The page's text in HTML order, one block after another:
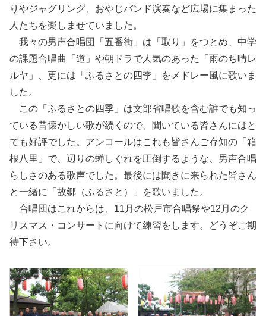
りやジャグリング、おやじバンド演奏など広場に集まった
人たちを楽しませていました。
我々の男声合唱団「五番街」は「取り」をつとめ、中学
の課題合唱曲「道」や朝ドラで人気のあった「雨のち晴レ
ルヤ」、更には「ふるさとの四季」をメドレー風に歌いま
した。
この「ふるさとの四季」は文部省唱歌を含む誰でも知っ
ている昔懐かしい歌が続くので、聞いている皆さんにはと
ても好評でした。アンコールはこれも皆さんご存知の「箱
根八里」で、辺りの蝉しぐれを圧倒するような、男声合唱
らしさのある歌声でした。最後には聞きに来られた皆さん
と一緒に「故郷（ふるさと）」を歌いました。
合唱団はこれからは、11月の松戸市合唱祭や12月のク
リスマス・コンサートに向けて練習をします。どうぞご期
待下さい。